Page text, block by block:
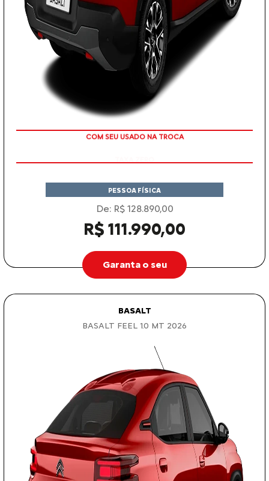
TAXA ZERO
PESSOA FÍSICA
De: R$ 128.890,00
R$ 111.990,00
Garanta o seu
BASALT
BASALT FEEL 1.0 MT 2026